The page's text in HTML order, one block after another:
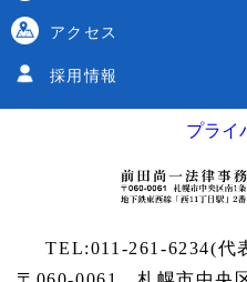
アクセス
採用情報
プライ
TEL:011-261-6234(代